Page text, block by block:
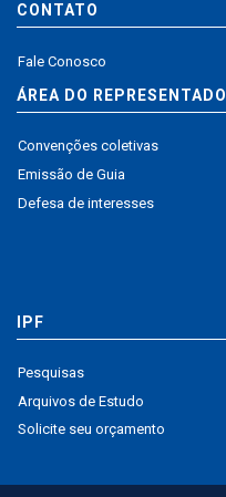
CONTATO
Fale Conosco
ÁREA DO REPRESENTADO
Convenções coletivas
Emissão de Guia
Defesa de interesses
IPF
Pesquisas
Arquivos de Estudo
Solicite seu orçamento